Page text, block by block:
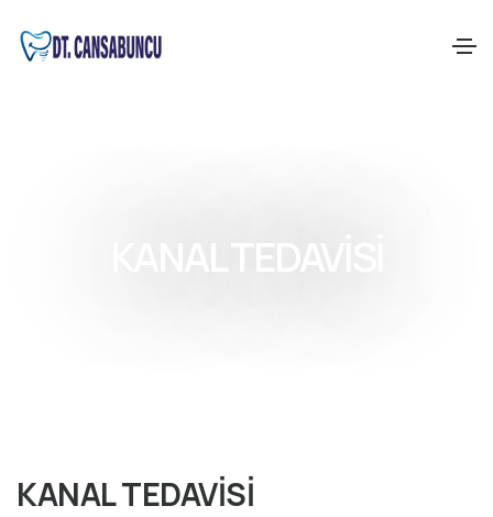
KANAL TEDAVİSİ